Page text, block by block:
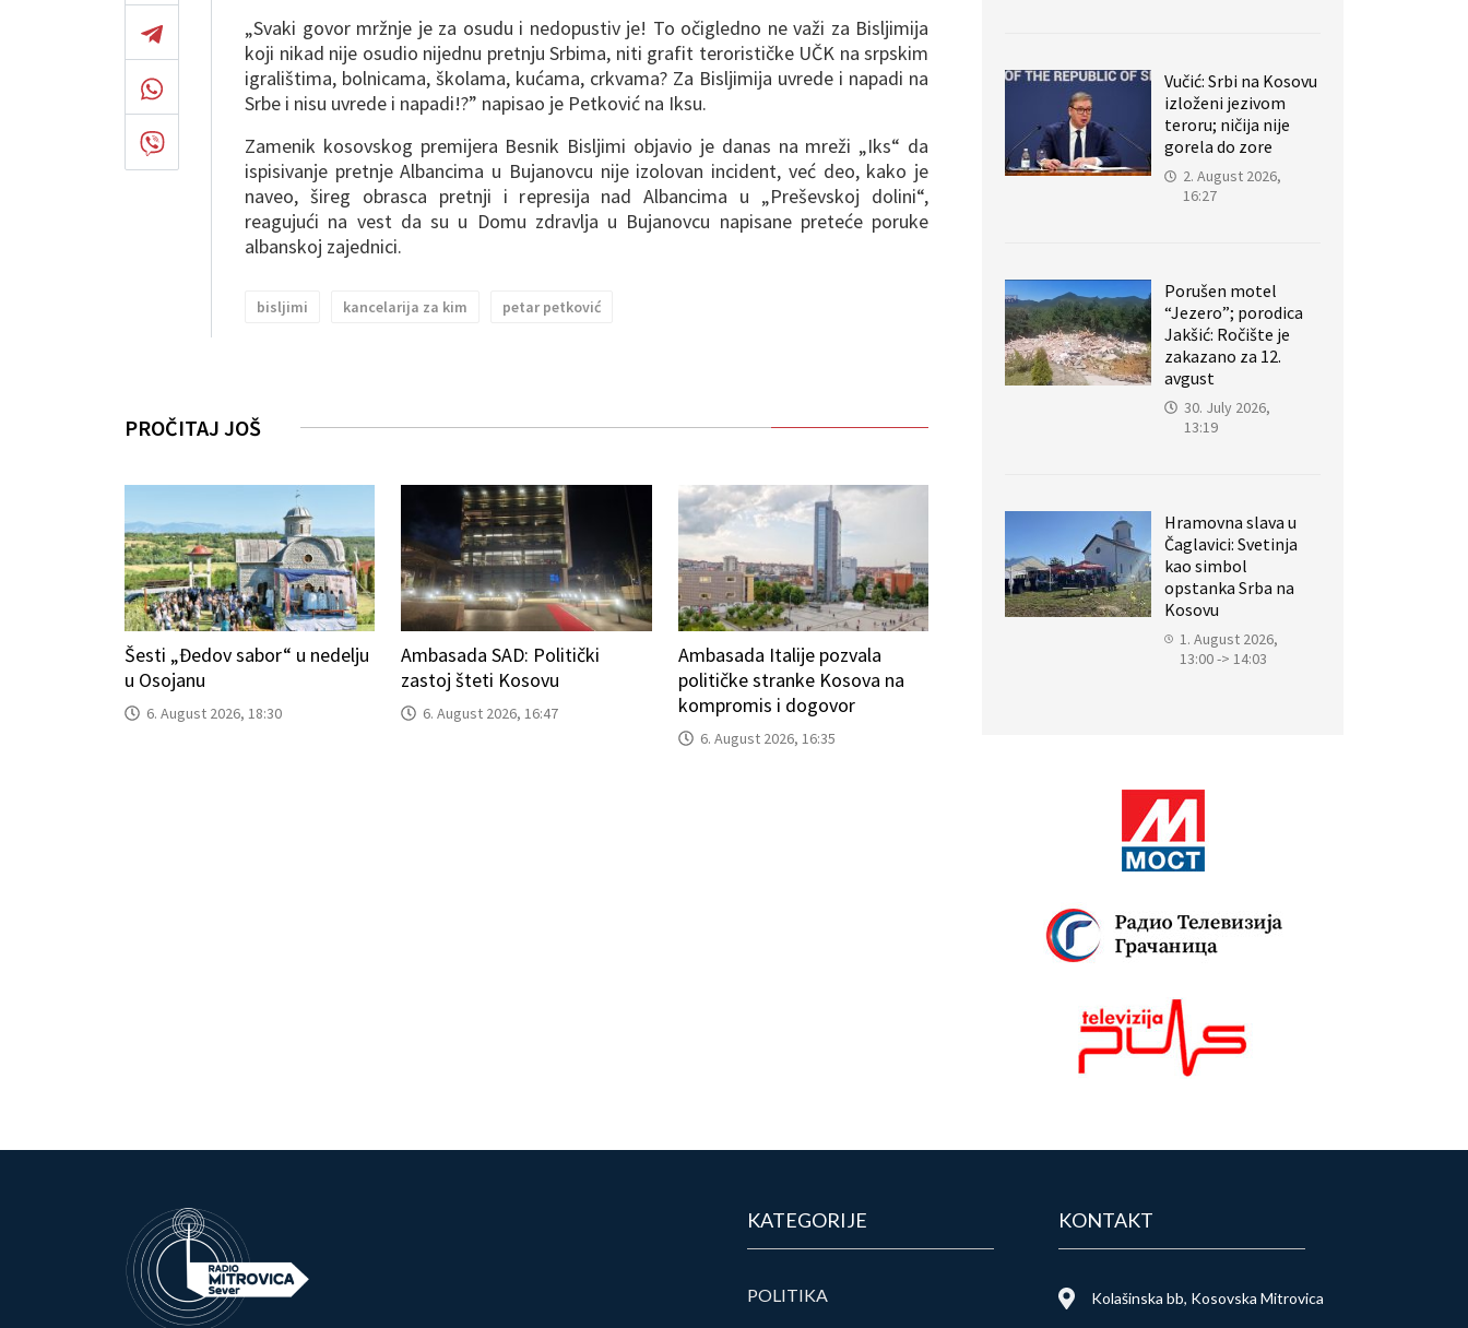
„Svaki govor mržnje je za osudu i nedopustiv je! To očigledno ne važi za Bisljimija
koji nikad nije osudio nijednu pretnju Srbima, niti grafit terorističke UČK na srpskim
igralištima, bolnicama, školama, kućama, crkvama? Za Bisljimija uvrede i napadi na
Srbe i nisu uvrede i napadi!?” napisao je Petković na Iksu.
Zamenik kosovskog premijera Besnik Bisljimi objavio je danas na mreži „Iks“ da
ispisivanje pretnje Albancima u Bujanovcu nije izolovan incident, već deo, kako je
naveo, šireg obrasca pretnji i represija nad Albancima u „Preševskoj dolini“,
reagujući na vest da su u Domu zdravlja u Bujanovcu napisane preteće poruke
albanskoj zajednici.
bisljimi kancelarija za kim petar petković
PROČITAJ JOŠ
Šesti „Đedov sabor“ u nedelju
u Osojanu
6. August 2026, 18:30
Ambasada SAD: Politički
zastoj šteti Kosovu
6. August 2026, 16:47
Ambasada Italije pozvala
političke stranke Kosova na
kompromis i dogovor
6. August 2026, 16:35
Vučić: Srbi na Kosovu
izloženi jezivom
teroru; ničija nije
gorela do zore
2. August 2026,
16:27
Porušen motel
“Jezero”; porodica
Jakšić: Ročište je
zakazano za 12.
avgust
30. July 2026,
13:19
Hramovna slava u
Čaglavici: Svetinja
kao simbol
opstanka Srba na
Kosovu
1. August 2026,
13:00 -> 14:03
KATEGORIJE
POLITIKA
KONTAKT
Kolašinska bb, Kosovska Mitrovica